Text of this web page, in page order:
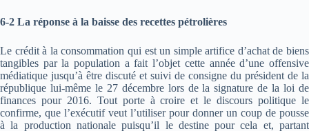
6-2 La réponse à la baisse des recettes pétrolières
Le crédit à la consommation qui est un simple artifice d’achat de biens
tangibles par la population a fait l’objet cette année d’une offensive
médiatique jusqu’à être discuté et suivi de consigne du président de la
république lui-même le 27 décembre lors de la signature de la loi de
finances pour 2016. Tout porte à croire et le discours politique le
confirme, que l’exécutif veut l’utiliser pour donner un coup de pousse
à la production nationale puisqu’il le destine pour cela et, partant